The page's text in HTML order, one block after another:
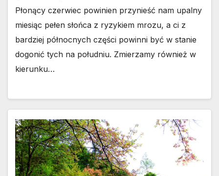
Płonący czerwiec powinien przynieść nam upalny
miesiąc pełen słońca z ryzykiem mrozu, a ci z
bardziej północnych części powinni być w stanie
dogonić tych na południu. Zmierzamy również w
kierunku…